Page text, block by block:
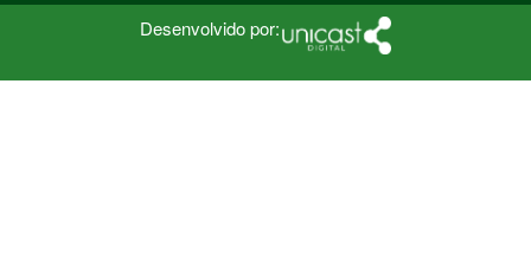
Desenvolvido por: